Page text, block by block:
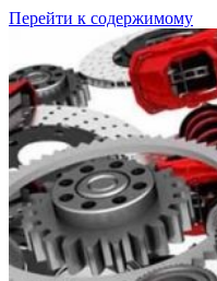
Перейти к содержимому